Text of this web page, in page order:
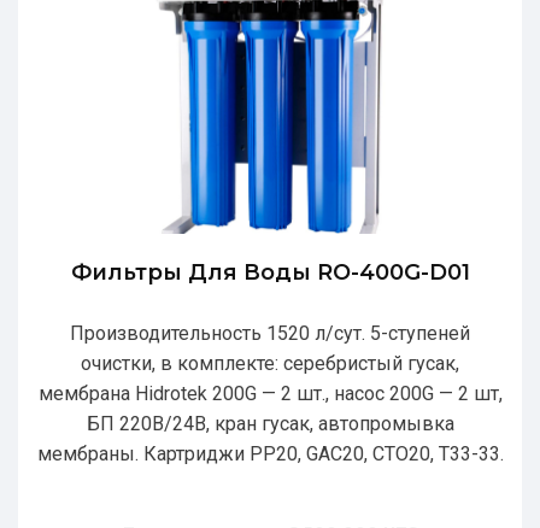
Фильтры Для Воды RO-400G-D01
Производительность 1520 л/сут. 5-ступеней
очистки, в комплекте: серебристый гусак,
мембрана Hidrotek 200G — 2 шт., насос 200G — 2 шт,
БП 220В/24В, кран гусак, автопромывка
мембраны. Картриджи РР20, GAC20, CTO20, T33-33.